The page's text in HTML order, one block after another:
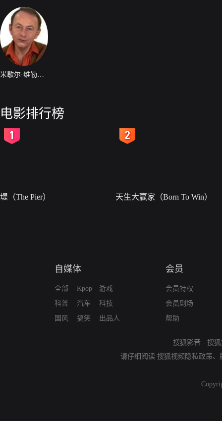
电影排行榜
堤（The Pier） 天生大赢家（Born To Win）
自媒体
全部
科普
国风
Kpop
汽车
搞笑
游戏
科技
出品人
会员
会员特权
会员剧场
帮助
搜狐影音 - 搜
请仔细阅读 搜狐视频隐私政策、